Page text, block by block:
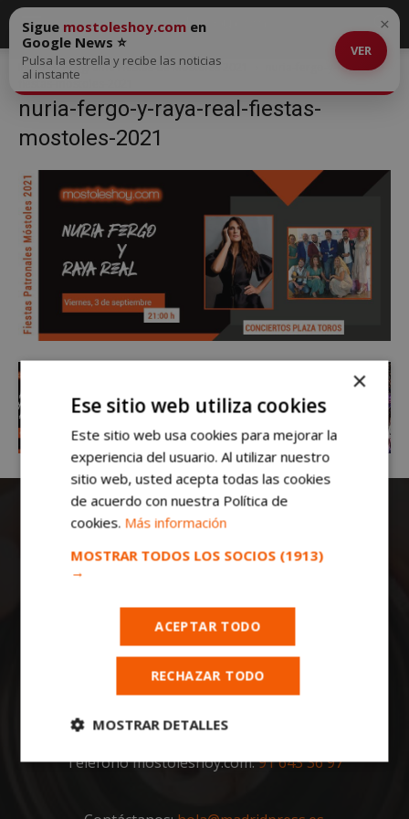
Inicio Programa Fiestas de Móstoles 2021
nuria-fergo-y-raya-real-
fiestas-mostoles-2021
nuria-fergo-y-raya-real-fiestas-
mostoles-2021
Sigue mostoleshoy.com en
Google News ⭐
Pulsa la estrella y recibe las noticias
al instante
VER
×
Todas las noticias de Móstoles en
mostoleshoy.com. Mantente informado de
toda la actualidad, noticias, eventos, ocio y
deportes de tu ciudad. ¡Síguenos!
Notas de prensa a:
Teléfono mostoleshoy.com:91 643 36 97
×
Ese sitio web utiliza cookies
Este sitio web usa cookies para mejorar la
experiencia del usuario. Al utilizar nuestro
sitio web, usted acepta todas las cookies
de acuerdo con nuestra Política de
cookies. Más información
MOSTRAR TODOS LOS SOCIOS (1913)
→
ACEPTAR TODO
RECHAZAR TODO
MOSTRAR DETALLES
Cookies
Cookies de